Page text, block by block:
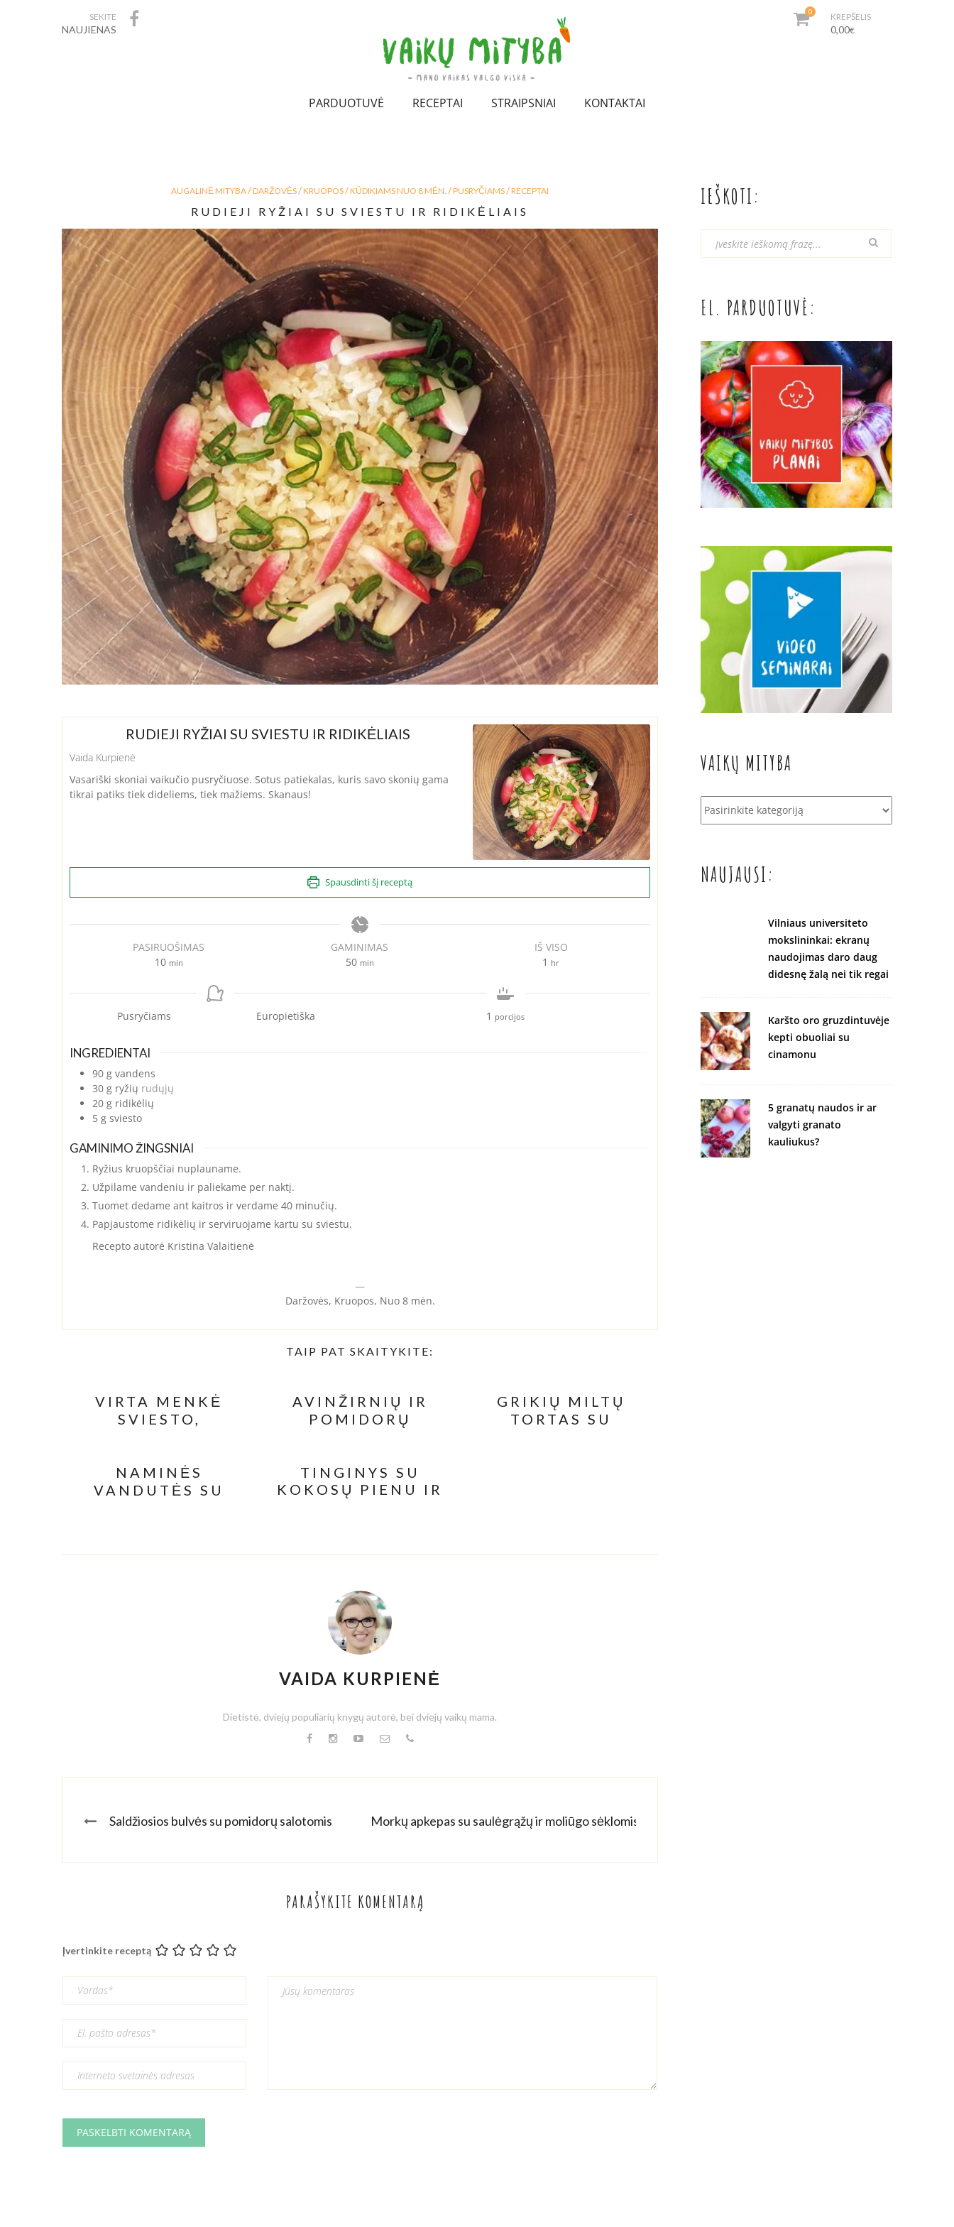
SEKITE
NAUJIENAS
0 KREPŠELIS
0,00€
PARDUOTUVĖ RECEPTAI STRAIPSNIAI KONTAKTAI
AUGALINĖ MITYBA/DARŽOVĖS/KRUOPOS/KŪDIKIAMS NUO 8 MĖN. /PUSRYČIAMS/RECEPTAI
RUDIEJI RYŽIAI SU SVIESTU IR RIDIKĖLIAIS
RUDIEJI RYŽIAI SU SVIESTU IR RIDIKĖLIAIS
Vaida Kurpienė
Vasariški skoniai vaikučio pusryčiuose. Sotus patiekalas, kuris savo skonių gama
tikrai patiks tiek dideliems, tiek mažiems. Skanaus!
Spausdinti šį receptą
PASIRUOŠIMAS
10minutes
min
GAMINIMAS
50minutes
min
IŠ VISO
1 hour
hr
Pusryčiams Europietiška 1 porcijos
INGREDIENTAI
90 g vandens
30 g ryžių rudųjų
20 g ridikėlių
5 g sviesto
GAMINIMO ŽINGSNIAI
Ryžius kruopščiai nuplauname.
Užpilame vandeniu ir paliekame per naktį.
Tuomet dedame ant kaitros ir verdame 40 minučių.
Papjaustome ridikėlių ir serviruojame kartu su sviestu.
Recepto autorė Kristina Valaitienė
—
Daržovės, Kruopos, Nuo 8 mėn.
TAIP PAT SKAITYKITE:
VIRTA MENKĖ
SVIESTO,
AVINŽIRNIŲ IR
POMIDORŲ
GRIKIŲ MILTŲ
TORTAS SU
NAMINĖS
VANDUTĖS SU
TINGINYS SU
KOKOSŲ PIENU IR
VAIDA KURPIENĖ
Dietistė, dviejų populiarių knygų autorė, bei dviejų vaikų mama.
Saldžiosios bulvės su pomidorų salotomis Morkų apkepas su saulėgrąžų ir moliūgo sėklomis
PARAŠYKITE KOMENTARĄ
Įvertinkite receptą
IEŠKOTI:
EL. PARDUOTUVĖ:
VAIKŲ MITYBA
mityba
NAUJAUSI:
Vilniaus universiteto
mokslininkai: ekranų
naudojimas daro daug
didesnę žalą nei tik regai
Karšto oro gruzdintuvėje
kepti obuoliai su
cinamonu
5 granatų naudos ir ar
valgyti granato
kauliukus?